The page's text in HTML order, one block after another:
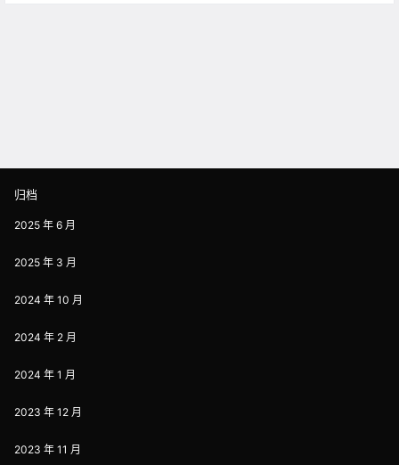
归档
2025 年 6 月
2025 年 3 月
2024 年 10 月
2024 年 2 月
2024 年 1 月
2023 年 12 月
2023 年 11 月